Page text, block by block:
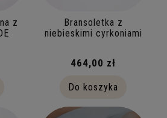
z
Bransoletka z
niebieskimi cyrkoniami
464,00 zł
Do koszyka